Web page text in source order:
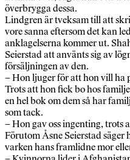
överbrygga dessa.
Lindgren är tveksam till att
vore sanna eftersom det kan
anklagelserna kommer ut.
Seierstad att använts sig av
försäljningen av den.
– Hon ljuger för att hon vill ha
Trots att hon fick bo hos
en hel bok om dem så har
som tack.
– Hon gav oss ingenting, trots
Förutom Åsne Seierstad
varken hans framlidne mor